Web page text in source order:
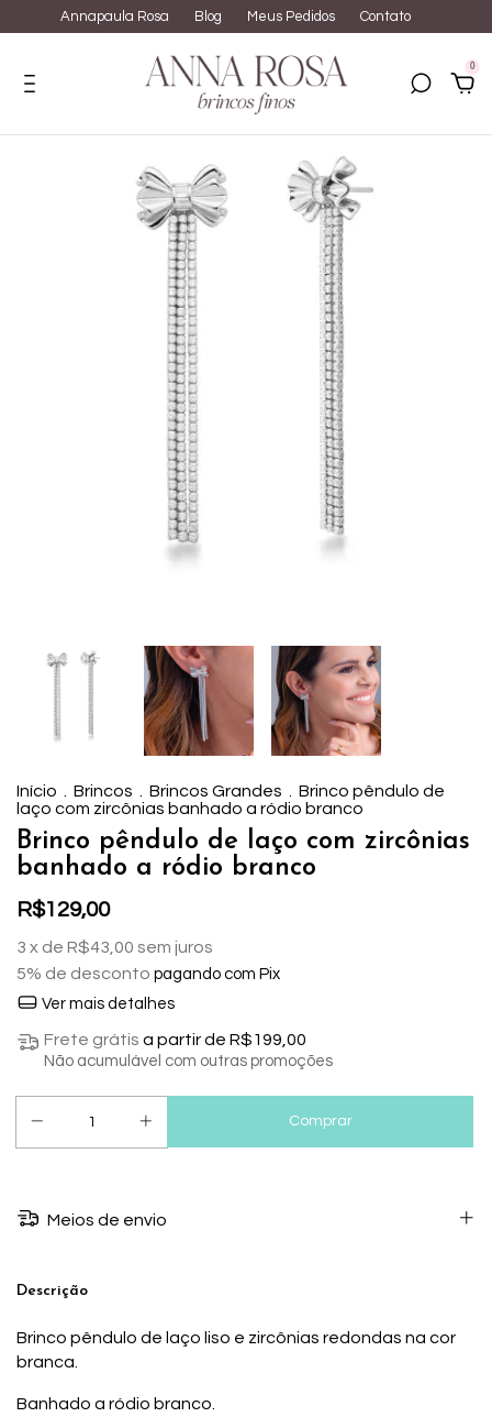
Annapaula Rosa Blog Meus Pedidos Contato
0
Início Brincos Brincos Grandes
Brinco pêndulo de
laço com zircônias banhado a ródio branco
Brinco pêndulo de laço com zircônias
banhado a ródio branco
R$129,00
3 x de R$43,00 sem juros
5% de desconto pagando com Pix
Ver mais detalhes
Frete grátis a partir deR$199,00
Não acumulável com outras promoções
Meios de envio
Descrição
Brinco pêndulo de laço liso e zircônias redondas na cor
branca.
Banhado a ródio branco.